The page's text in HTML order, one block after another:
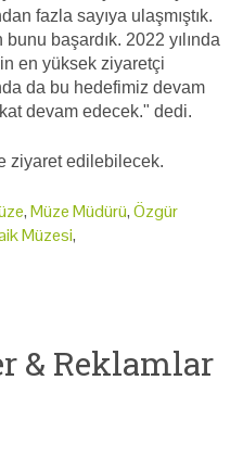
fazla sayıya ulaşmıştık.
başardık. 2022 yılında
en yüksek ziyaretçi
da bu hedefimiz devam
devam edecek." dedi.
ziyaret edilebilecek.
,Müze Müdürü,Özgür
Müzesi,
& Reklamlar